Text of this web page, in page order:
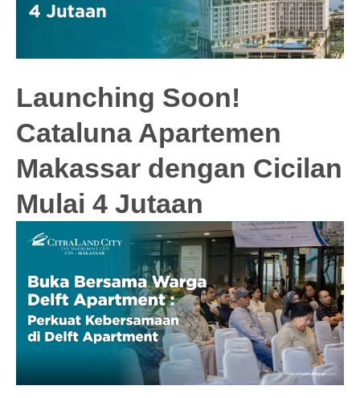
Launching Soon!
Cataluna Apartemen
Makassar dengan Cicilan
Mulai 4 Jutaan